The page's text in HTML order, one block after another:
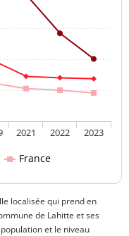
France
2021 2022 2023
localisée qui prend en
de Lahitte et ses
et le niveau